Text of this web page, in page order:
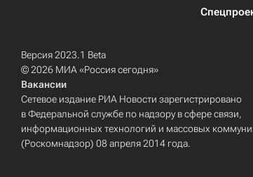
Версия 2023.1 Beta
© 2026 МИА «Россия сегодня»
Вакансии
Сетевое издание РИА Новости зарегистрировано
в Федеральной службе по надзору в сфере связи,
информационных технологий и массовых
(Роскомнадзор) 08 апреля 2014 года.